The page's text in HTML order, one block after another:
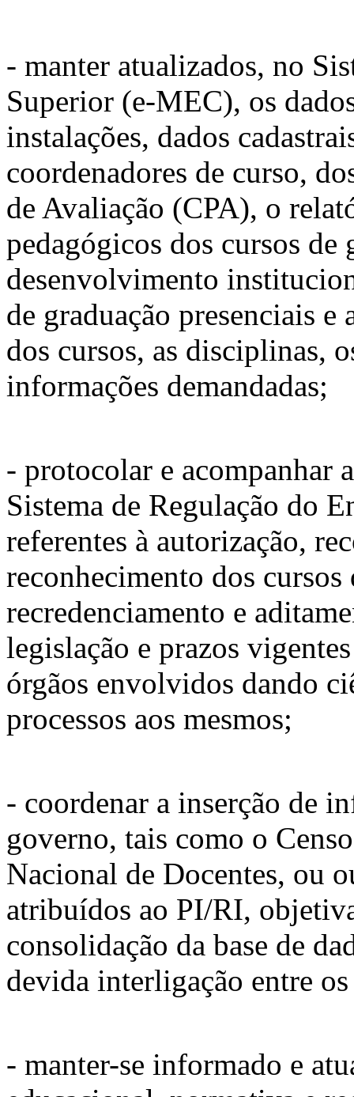
- manter atualizados, no
Superior (e-MEC), os
instalações, dados
coordenadores de curso,
de Avaliação (CPA), o
pedagógicos dos cursos de
desenvolvimento
de graduação presenciais
dos cursos, as disciplinas,
informações demandadas;
- protocolar e acompanhar
Sistema de Regulação do
referentes à autorização,
reconhecimento dos
recredenciamento e
legislação e prazos
órgãos envolvidos dando
processos aos mesmos;
- coordenar a inserção de
governo, tais como o
Nacional de Docentes, ou
atribuídos ao PI/RI,
consolidação da base de
devida interligação entre
- manter-se informado e